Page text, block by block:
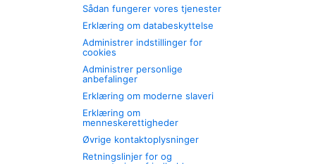
Sådan fungerer vores tjenester
Erklæring om databeskyttelse
Administrer indstillinger for
cookies
Administrer personlige
anbefalinger
Erklæring om moderne slaveri
Erklæring om
menneskerettigheder
Øvrige kontaktoplysninger
Retningslinjer for og